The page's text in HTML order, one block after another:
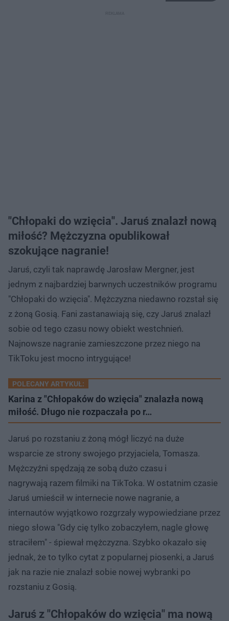
"Chłopaki do wzięcia". Jaruś znalazł nową
miłość? Mężczyzna opublikował
szokujące nagranie!
Jaruś, czyli tak naprawdę Jarosław Mergner, jest
jednym z najbardziej barwnych uczestników programu
"Chłopaki do wzięcia". Mężczyzna niedawno rozstał się
z żoną Gosią. Fani zastanawiają się, czy Jaruś znalazł
sobie od tego czasu nowy obiekt westchnień.
Najnowsze nagranie zamieszczone przez niego na
TikToku jest mocno intrygujące!
POLECANY ARTYKUŁ:
Karina z "Chłopaków do wzięcia" znalazła nową
miłość. Długo nie rozpaczała po r…
Jaruś po rozstaniu z żoną mógł liczyć na duże
wsparcie ze strony swojego przyjaciela, Tomasza.
Mężczyźni spędzają ze sobą dużo czasu i
nagrywają razem filmiki na TikToka. W ostatnim czasie
Jaruś umieścił w internecie nowe nagranie, a
internautów wyjątkowo rozgrzały wypowiedziane przez
niego słowa "Gdy cię tylko zobaczyłem, nagle głowę
straciłem" - śpiewał mężczyzna. Szybko okazało się
jednak, że to tylko cytat z popularnej piosenki, a Jaruś
jak na razie nie znalazł sobie nowej wybranki po
rozstaniu z Gosią.
Jaruś z "Chłopaków do wzięcia" ma nową